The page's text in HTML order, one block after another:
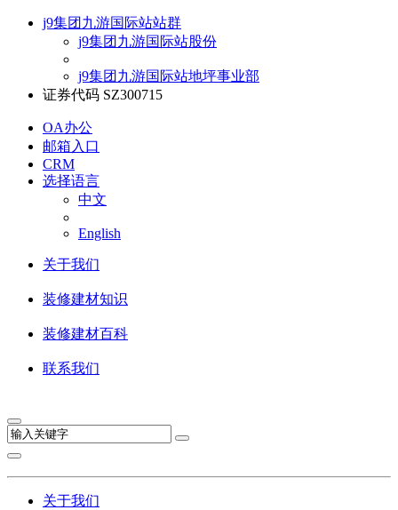
j9集团九游国际站站群
j9集团九游国际站股份
j9集团九游国际站地坪事业部
证券代码 SZ300715
OA办公
邮箱入口
CRM
选择语言
中文
English
关于我们
装修建材知识
装修建材百科
联系我们
关于我们